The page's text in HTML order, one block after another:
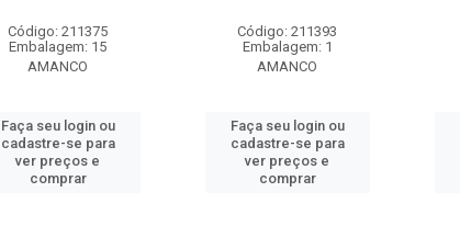
Código: 211375
Embalagem: 15
AMANCO
Faça seu login ou
cadastre-se para
ver preços e
comprar
Código: 211393
Embalagem: 1
AMANCO
Faça seu login ou
cadastre-se para
ver preços e
comprar